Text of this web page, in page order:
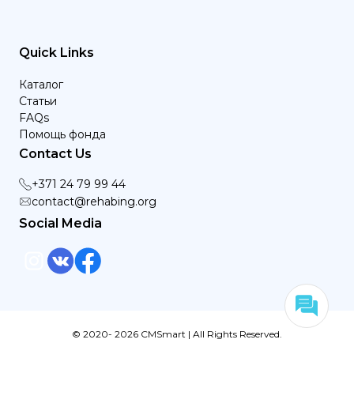
Quick Links
Каталог
Статьи
FAQs
Помощь фонда
Contact Us
+371 24 79 99 44
contact@rehabing.org
Social Media
© 2020- 2026 CMSmart | All Rights Reserved.